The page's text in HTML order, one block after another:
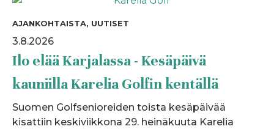
AJANKOHTAISTA, UUTISET
3.8.2026
Ilo elää Karjalassa - Kesäpäivä
kauniilla Karelia Golfin kentällä
Suomen Golfsenioreiden toista kesäpäivää
kisattiin keskiviikkona 29. heinäkuuta Karelia